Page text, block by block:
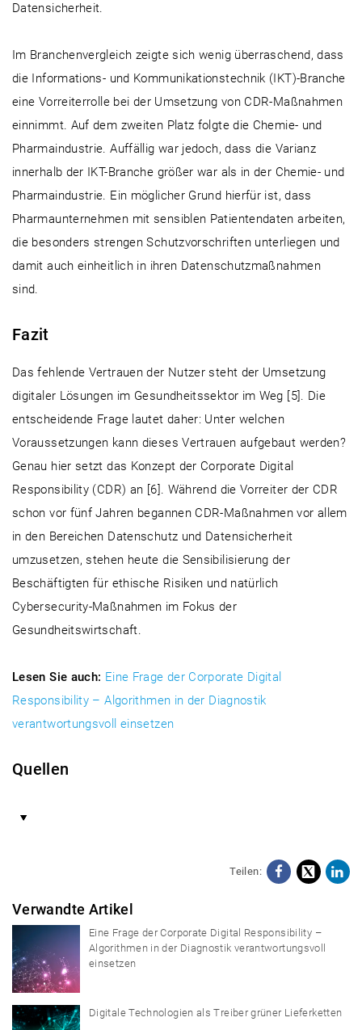
Datensicherheit.
Im Branchenvergleich zeigte sich wenig überraschend, dass
die Informations- und Kommunikationstechnik (IKT)-Branche
eine Vorreiterrolle bei der Umsetzung von CDR-Maßnahmen
einnimmt. Auf dem zweiten Platz folgte die Chemie- und
Pharmaindustrie. Auffällig war jedoch, dass die Varianz
innerhalb der IKT-Branche größer war als in der Chemie- und
Pharmaindustrie. Ein möglicher Grund hierfür ist, dass
Pharmaunternehmen mit sensiblen Patientendaten arbeiten,
die besonders strengen Schutzvorschriften unterliegen und
damit auch einheitlich in ihren Datenschutzmaßnahmen
sind.
Fazit
Das fehlende Vertrauen der Nutzer steht der Umsetzung
digitaler Lösungen im Gesundheitssektor im Weg [5]. Die
entscheidende Frage lautet daher: Unter welchen
Voraussetzungen kann dieses Vertrauen aufgebaut werden?
Genau hier setzt das Konzept der Corporate Digital
Responsibility (CDR) an [6]. Während die Vorreiter der CDR
schon vor fünf Jahren begannen CDR-Maßnahmen vor allem
in den Bereichen Datenschutz und Datensicherheit
umzusetzen, stehen heute die Sensibilisierung der
Beschäftigten für ethische Risiken und natürlich
Cybersecurity-Maßnahmen im Fokus der
Gesundheitswirtschaft.
Lesen Sie auch: Eine Frage der Corporate Digital
Responsibility – Algorithmen in der Diagnostik
verantwortungsvoll einsetzen
Quellen
Teilen: X
Verwandte Artikel
Eine Frage der Corporate Digital Responsibility –
Algorithmen in der Diagnostik verantwortungsvoll
einsetzen
Digitale Technologien als Treiber grüner Lieferketten